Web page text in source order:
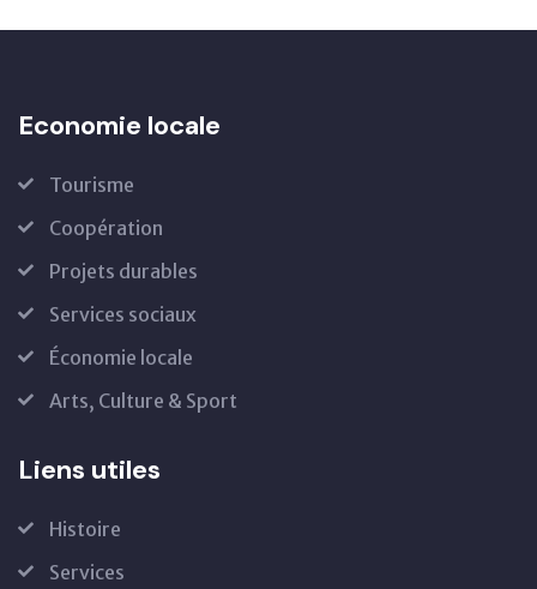
Economie locale
Tourisme
Coopération
Projets durables
Services sociaux
Économie locale
Arts, Culture & Sport
Liens utiles
Histoire
Services